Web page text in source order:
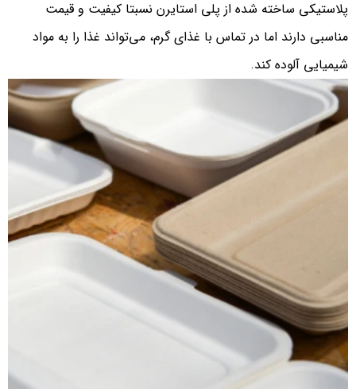
پلاستیکی ساخته شده از پلی استایرن نسبتا کیفیت و قیمت
مناسبی دارند اما در تماس با غذای گرم، می‌تواند غذا را به مواد
شیمیایی آلوده کند.